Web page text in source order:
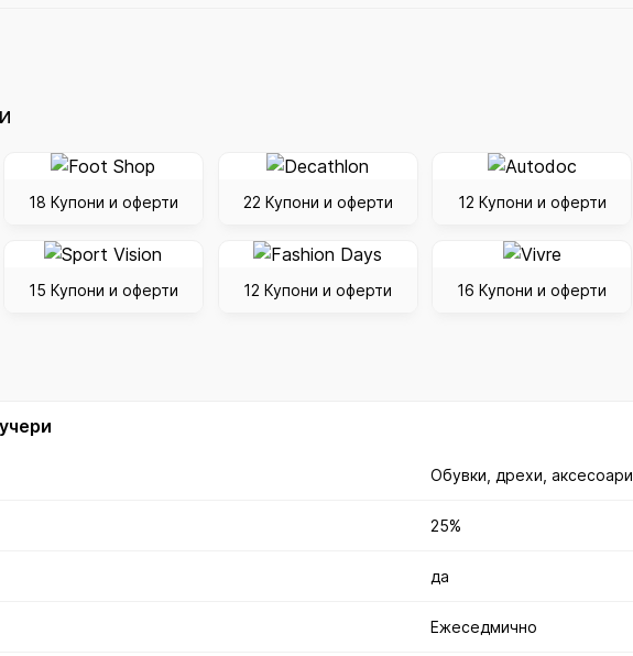
18 Купони и оферти 22 Купони и оферти 12 Купони и оферти
15 Купони и оферти 12 Купони и оферти 16 Купони и оферти
Обувки, дрехи, аксесоари
25%
да
Ежеседмично